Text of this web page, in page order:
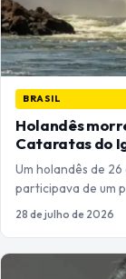
BRASIL
Holandês
Cataratas do
Um holandês de
participava de um
28 de julho de 2026